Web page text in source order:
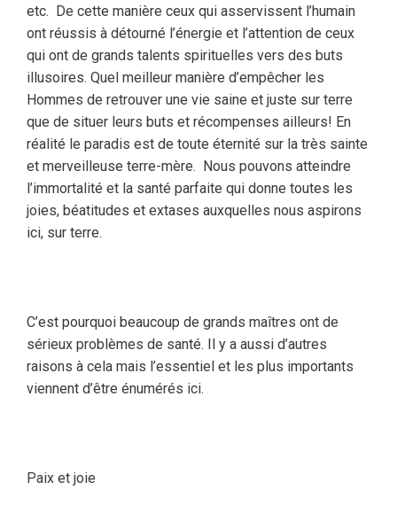
etc. De cette manière ceux qui asservissent l’humain
ont réussis à détourné l’énergie et l’attention de ceux
qui ont de grands talents spirituelles vers des buts
illusoires. Quel meilleur manière d’empêcher les
Hommes de retrouver une vie saine et juste sur terre
que de situer leurs buts et récompenses ailleurs! En
réalité le paradis est de toute éternité sur la très sainte
et merveilleuse terre-mère. Nous pouvons atteindre
l’immortalité et la santé parfaite qui donne toutes les
joies, béatitudes et extases auxquelles nous aspirons
ici, sur terre.
C’est pourquoi beaucoup de grands maîtres ont de
sérieux problèmes de santé. Il y a aussi d’autres
raisons à cela mais l’essentiel et les plus importants
viennent d’être énumérés ici.
Paix et joie